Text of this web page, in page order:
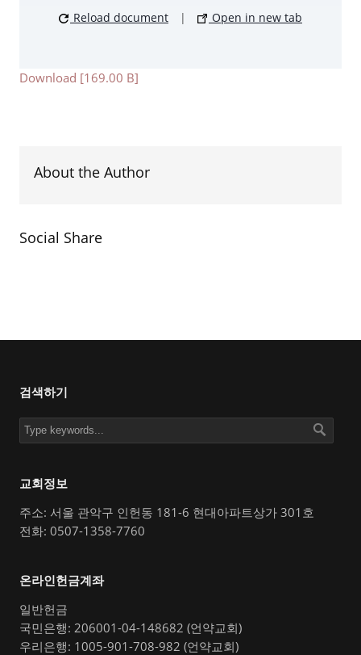
Reload document | Open in new tab
Download [169.00 B]
About the Author
Social Share
검색하기
교회정보
주소: 서울 관악구 인헌동 181-6 현대아파트상가 301호
전화: 0507-1358-7760
온라인헌금계좌
일반헌금
국민은행: 206001-04-148682 (언약교회)
우리은행: 1005-901-708-982 (언약교회)